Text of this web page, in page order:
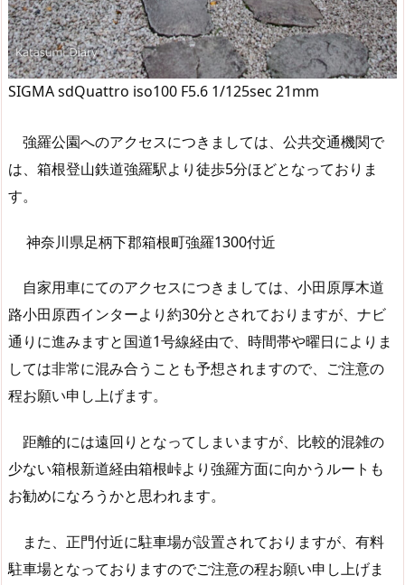
SIGMA sdQuattro iso100 F5.6 1/125sec 21mm
強羅公園へのアクセスにつきましては、公共交通機関で
は、箱根登山鉄道強羅駅より徒歩5分ほどとなっておりま
す。
神奈川県足柄下郡箱根町強羅1300付近
自家用車にてのアクセスにつきましては、小田原厚木道
路小田原西インターより約30分とされておりますが、ナビ
通りに進みますと国道1号線経由で、時間帯や曜日によりま
しては非常に混み合うことも予想されますので、ご注意の
程お願い申し上げます。
距離的には遠回りとなってしまいますが、比較的混雑の
少ない箱根新道経由箱根峠より強羅方面に向かうルートも
お勧めになろうかと思われます。
また、正門付近に駐車場が設置されておりますが、有料
駐車場となっておりますのでご注意の程お願い申し上げま